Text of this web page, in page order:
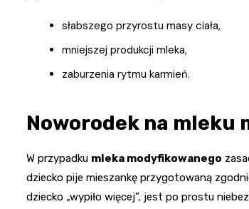
słabszego przyrostu masy ciała,
mniejszej produkcji mleka,
zaburzenia rytmu karmień.
Noworodek na mleku
W przypadku mleka modyfikowanego
dziecko pije mieszankę przygotowaną
dziecko „wypiło więcej”, jest po prostu